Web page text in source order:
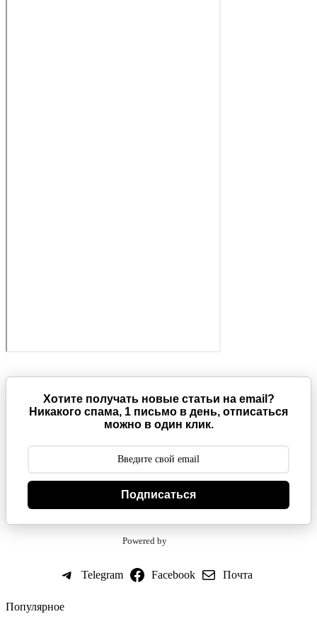
Хотите получать новые статьи на email?
Никакого спама, 1 письмо в день, отписаться
можно в один клик.
Подписаться
Powered by
Telegram Facebook Почта
Популярное